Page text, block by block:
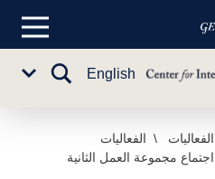
القائمة
English
تبديل
الفعاليات
مجموعة العمل الثانية